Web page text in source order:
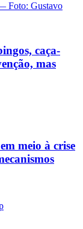
caça-
mas
meio à crise